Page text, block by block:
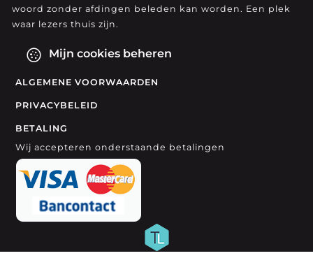
woord zonder afdingen beleden kan worden. Een plek
waar lezers thuis zijn.
Mijn cookies beheren
ALGEMENE VOORWAARDEN
PRIVACYBELEID
BETALING
Wij accepteren onderstaande betalingen